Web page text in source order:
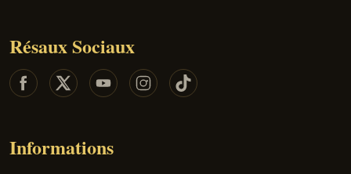
Résaux Sociaux
Informations